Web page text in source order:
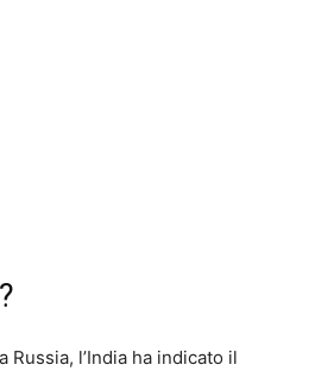
l’India ha indicato il